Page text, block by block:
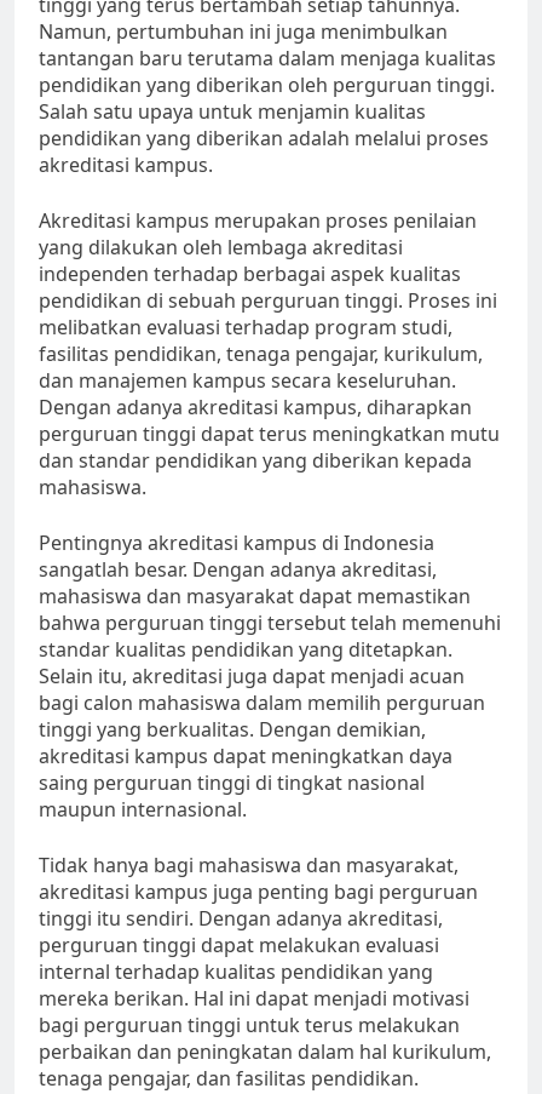
Namun, pertumbuhan ini juga menimbulkan
tantangan baru terutama dalam menjaga kualitas
pendidikan yang diberikan oleh perguruan tinggi.
Salah satu upaya untuk menjamin kualitas
pendidikan yang diberikan adalah melalui proses
akreditasi kampus.
Akreditasi kampus merupakan proses penilaian
yang dilakukan oleh lembaga akreditasi
independen terhadap berbagai aspek kualitas
pendidikan di sebuah perguruan tinggi. Proses ini
melibatkan evaluasi terhadap program studi,
fasilitas pendidikan, tenaga pengajar, kurikulum,
dan manajemen kampus secara keseluruhan.
Dengan adanya akreditasi kampus, diharapkan
perguruan tinggi dapat terus meningkatkan mutu
dan standar pendidikan yang diberikan kepada
mahasiswa.
Pentingnya akreditasi kampus di Indonesia
sangatlah besar. Dengan adanya akreditasi,
mahasiswa dan masyarakat dapat memastikan
bahwa perguruan tinggi tersebut telah memenuhi
standar kualitas pendidikan yang ditetapkan.
Selain itu, akreditasi juga dapat menjadi acuan
bagi calon mahasiswa dalam memilih perguruan
tinggi yang berkualitas. Dengan demikian,
akreditasi kampus dapat meningkatkan daya
saing perguruan tinggi di tingkat nasional
maupun internasional.
Tidak hanya bagi mahasiswa dan masyarakat,
akreditasi kampus juga penting bagi perguruan
tinggi itu sendiri. Dengan adanya akreditasi,
perguruan tinggi dapat melakukan evaluasi
internal terhadap kualitas pendidikan yang
mereka berikan. Hal ini dapat menjadi motivasi
bagi perguruan tinggi untuk terus melakukan
perbaikan dan peningkatan dalam hal kurikulum,
tenaga pengajar, dan fasilitas pendidikan.